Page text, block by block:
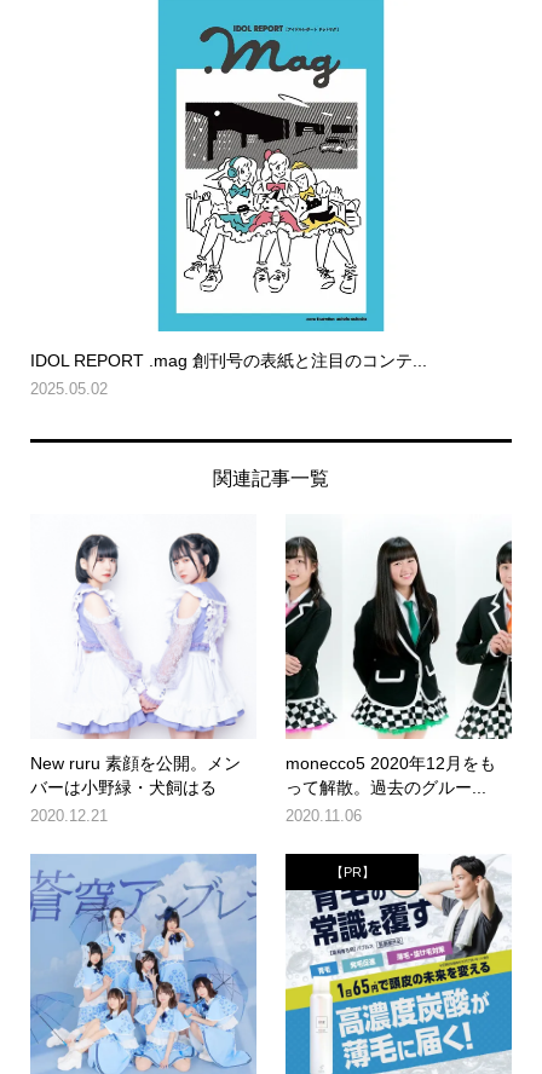
IDOL REPORT .mag 創刊号の表紙と注目のコンテ...
2025.05.02
関連記事一覧
New ruru 素顔を公開。メン
バーは小野緑・犬飼はる
2020.12.21
monecco5 2020年12月をも
って解散。過去のグルー...
2020.11.06
【PR】